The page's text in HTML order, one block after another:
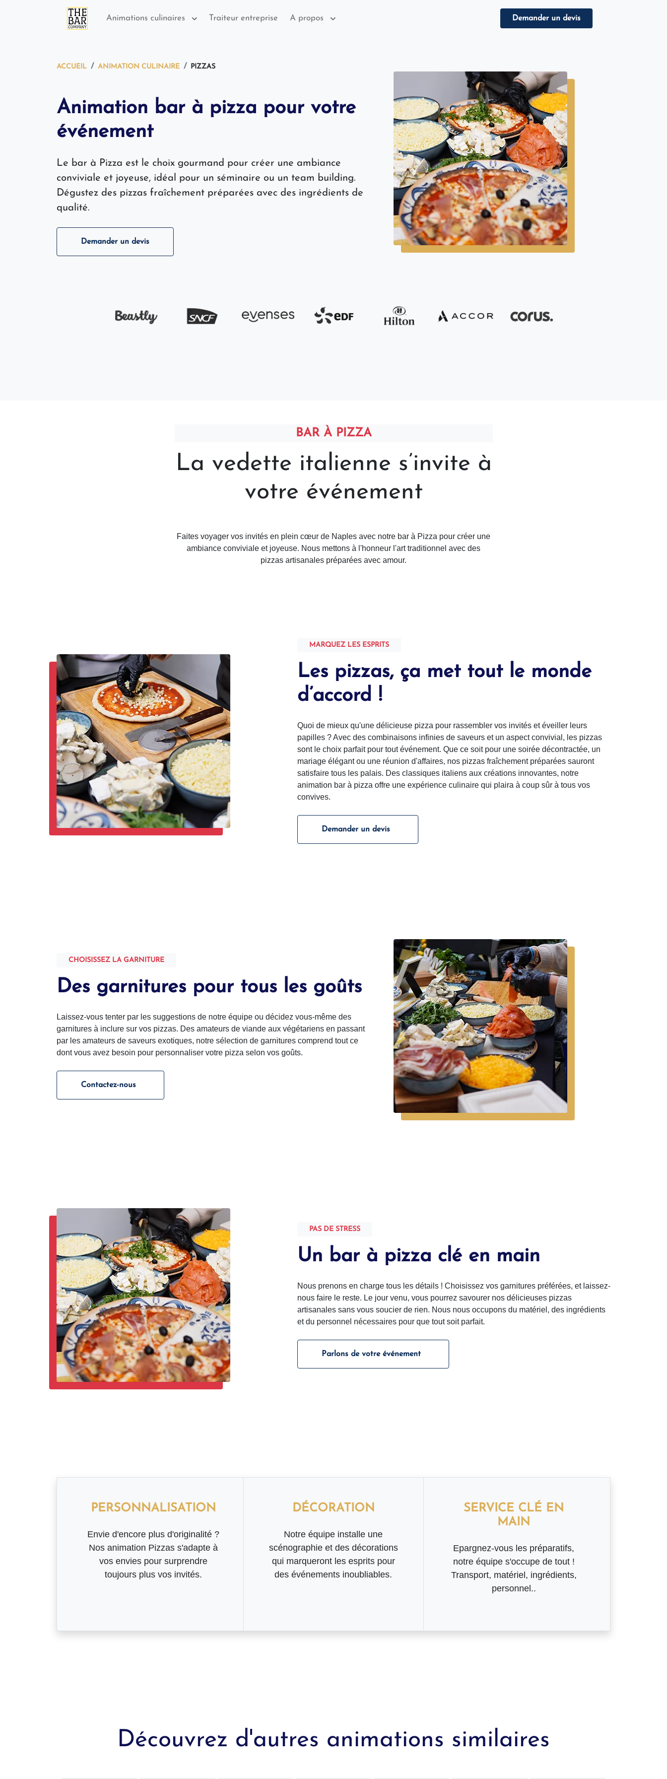
Animations culinaires Traiteur entreprise A propos Demander un devis
ACCUEIL ANIMATION CULINAIRE PIZZAS
Animation bar à pizza pour votre
événement
Le bar à Pizza est le choix gourmand pour créer une ambiance
conviviale et joyeuse, idéal pour un séminaire ou un team building.
Dégustez des pizzas fraîchement préparées avec des ingrédients de
qualité.
Demander un devis
BAR À PIZZA
La vedette italienne s’invite à
votre événement
Faites voyager vos invités en plein cœur de Naples avec notre bar à Pizza pour créer une
ambiance conviviale et joyeuse. Nous mettons à l'honneur l'art traditionnel avec des
pizzas artisanales préparées avec amour.
MARQUEZ LES ESPRITS
Les pizzas, ça met tout le monde
d’accord !
Quoi de mieux qu'une délicieuse pizza pour rassembler vos invités et éveiller leurs
papilles ? Avec des combinaisons infinies de saveurs et un aspect convivial, les pizzas
sont le choix parfait pour tout événement. Que ce soit pour une soirée décontractée, un
mariage élégant ou une réunion d'affaires, nos pizzas fraîchement préparées sauront
satisfaire tous les palais. Des classiques italiens aux créations innovantes, notre
animation bar à pizza offre une expérience culinaire qui plaira à coup sûr à tous vos
convives.
Demander un devis
CHOISISSEZ LA GARNITURE
Des garnitures pour tous les goûts
Laissez-vous tenter par les suggestions de notre équipe ou décidez vous-même des
garnitures à inclure sur vos pizzas. Des amateurs de viande aux végétariens en passant
par les amateurs de saveurs exotiques, notre sélection de garnitures comprend tout ce
dont vous avez besoin pour personnaliser votre pizza selon vos goûts.
Contactez-nous
PAS DE STRESS
Un bar à pizza clé en main
Nous prenons en charge tous les détails ! Choisissez vos garnitures préférées, et laissez-
nous faire le reste. Le jour venu, vous pourrez savourer nos délicieuses pizzas
artisanales sans vous soucier de rien. Nous nous occupons du matériel, des ingrédients
et du personnel nécessaires pour que tout soit parfait.
Parlons de votre événement
PERSONNALISATION
Envie d'encore plus d'originalité ?
Nos animation Pizzas s'adapte à
vos envies pour surprendre
toujours plus vos invités.
DÉCORATION
Notre équipe installe une
scénographie et des décorations
qui marqueront les esprits pour
des événements inoubliables.
SERVICE CLÉ EN
MAIN
Epargnez-vous les préparatifs,
notre équipe s'occupe de tout !
Transport, matériel, ingrédients,
personnel..
Découvrez d'autres animations similaires